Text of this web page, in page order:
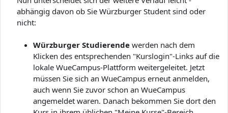
abhängig davon ob Sie Würzburger Student sind oder
nicht:
Würzburger Studierende werden nach dem
Klicken des entsprechenden "Kurslogin"-Links auf die
lokale WueCampus-Plattform weitergeleitet. Jetzt
müssen Sie sich an WueCampus erneut anmelden,
auch wenn Sie zuvor schon an WueCampus
angemeldet waren. Danach bekommen Sie dort den